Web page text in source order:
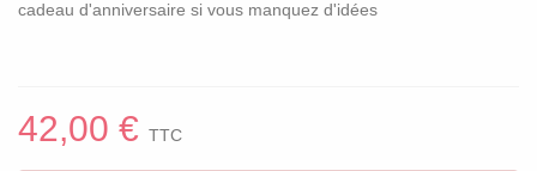
cadeau d'anniversaire si vous manquez d'idées
42,00 € TTC